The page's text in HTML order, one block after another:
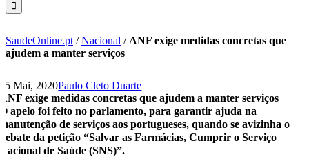
SaudeOnline.pt /Nacional / ANF exige medidas concretas que
ajudem a manter serviços
25 Mai, 2020Paulo Cleto Duarte
ANF exige medidas concretas que ajudem a manter serviços
O apelo foi feito no parlamento, para garantir ajuda na
manutenção de serviços aos portugueses, quando se avizinha o
debate da petição “Salvar as Farmácias, Cumprir o Serviço
Nacional de Saúde (SNS)”.